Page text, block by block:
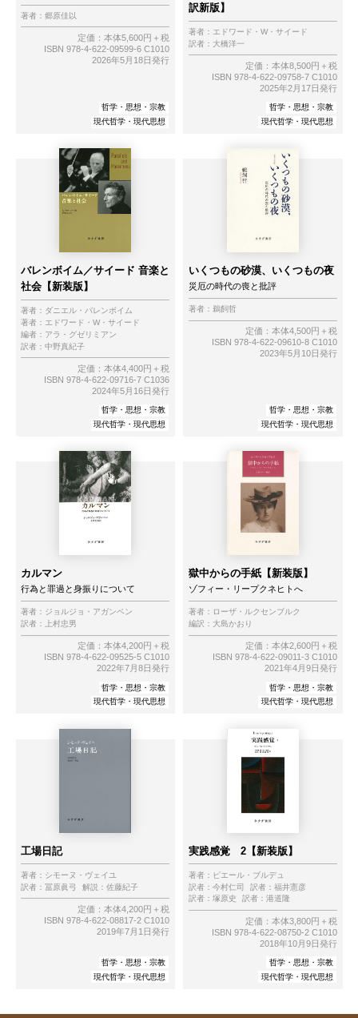
著者： 郷原佳以
定価：本体5,600円＋税
ISBN 978-4-622-09599-6 C1010
2026年5月18日発行
哲学・思想・宗教
現代哲学・現代思想
訳新版】
著者： エドワード・W・サイード
訳者： 大橋洋一
定価：本体8,500円＋税
ISBN 978-4-622-09758-7 C1010
2025年2月17日発行
哲学・思想・宗教
現代哲学・現代思想
バレンボイム／サイード 音楽と
社会【新装版】
著者： ダニエル・バレンボイム
著者： エドワード・W・サイード
編者： アラ・グゼリミアン
訳者： 中野真紀子
定価：本体4,400円＋税
ISBN 978-4-622-09716-7 C1036
2024年5月16日発行
哲学・思想・宗教
現代哲学・現代思想
いくつもの砂漠、いくつもの夜
災厄の時代の喪と批評
著者： 鵜飼哲
定価：本体4,500円＋税
ISBN 978-4-622-09610-8 C1010
2023年5月10日発行
哲学・思想・宗教
現代哲学・現代思想
カルマン
行為と罪過と身振りについて
著者： ジョルジョ・アガンベン
訳者：
上村忠男
定価：本体4,200円＋税
ISBN 978-4-622-09525-5 C1010
2022年7月8日発行
哲学・思想・宗教
現代哲学・現代思想
獄中からの手紙【新装版】
ゾフィー・リープクネヒトへ
著者： ローザ・ルクセンブルク
編訳： 大島かおり
定価：本体2,600円＋税
ISBN 978-4-622-09011-3 C1010
2021年4月9日発行
哲学・思想・宗教
現代哲学・現代思想
工場日記
著者： シモーヌ・ヴェイユ
訳者： 冨原眞弓 解説： 佐藤紀子
定価：本体4,200円＋税
ISBN 978-4-622-08817-2 C1010
2019年7月1日発行
哲学・思想・宗教
現代哲学・現代思想
実践感覚 2【新装版】
著者： ピエール・ブルデュ
訳者： 今村仁司 訳者： 福井憲彦
訳者： 塚原史 訳者： 港道隆
定価：本体3,800円＋税
ISBN 978-4-622-08750-2 C1010
2018年10月9日発行
哲学・思想・宗教
現代哲学・現代思想